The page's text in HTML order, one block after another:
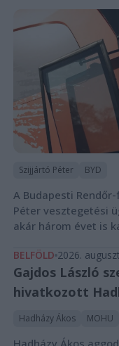
Szijjártó Péter BYD
A Budapesti
Péter vesztegetési
akár három évet is
BELFÖLD 2026.
Gajdos László
hivatkozott
Hadházy Ákos MOHU